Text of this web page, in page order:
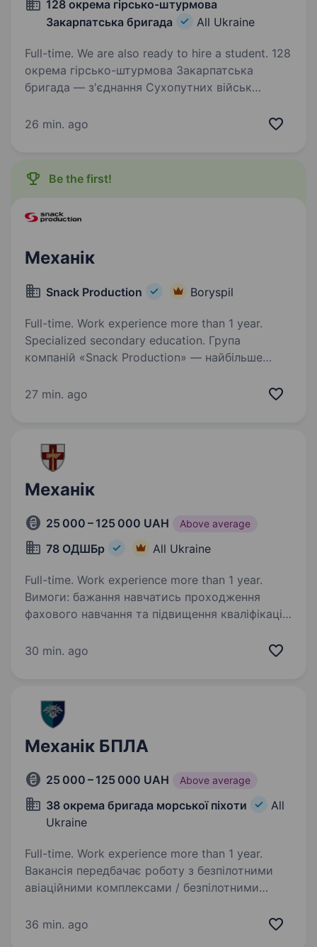
128 окрема гірсько-штурмова
Закарпатська бригада
All Ukraine
Full-time. We are also ready to hire a student. 128
окрема гірсько-штурмова Закарпатська
бригада — з'єднання Сухопутних військ
дислокуються на території мальовничої
26 min. ago
Be the first!
Механік
Snack Production Boryspil
Full-time. Work experience more than 1 year.
Specialized secondary education. Група
компаній «Snack Production» — найбільше
підприємств (ТМ «Хуторок», ТМ «LaPasta» та
27 min. ago
Механік
25 000 – 125 000 UAH Above average
78 ОДШБр All Ukraine
Full-time. Work experience more than 1 year.
Вимоги: бажання навчатись проходження
фахового навчання та підвищення кваліфікації
фізична витривалість для роботи в різних
30 min. ago
Механік БПЛА
25 000 – 125 000 UAH Above average
38 окрема бригада морської піхоти
All
Ukraine
Full-time. Work experience more than 1 year.
Вакансія передбачає роботу з безпілотними
авіаційними комплексами / безпілотними
безпілотних авіаційних комплексів «Корсар»
36 min. ago